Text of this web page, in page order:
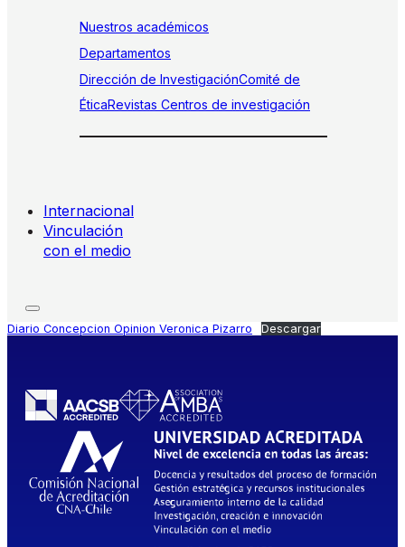
Nuestros académicos
Departamentos
Dirección de InvestigaciónComité de
ÉticaRevistas Centros de investigación
Internacional
Vinculación
con el medio
Diario Concepcion Opinion Veronica Pizarro Descargar